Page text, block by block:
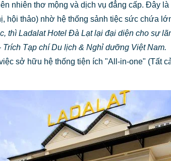
nhiên thơ mộng và dịch vụ đẳng cấp. Đây
hội thảo) nhờ hệ thống sảnh tiệc sức chứa
thì Ladalat Hotel Đà Lạtlại đại diện cho sự
Tạp chí Du lịch & Nghỉ dưỡng Việt Nam.
sở hữu hệ thống tiện ích "All-in-one" (Tất